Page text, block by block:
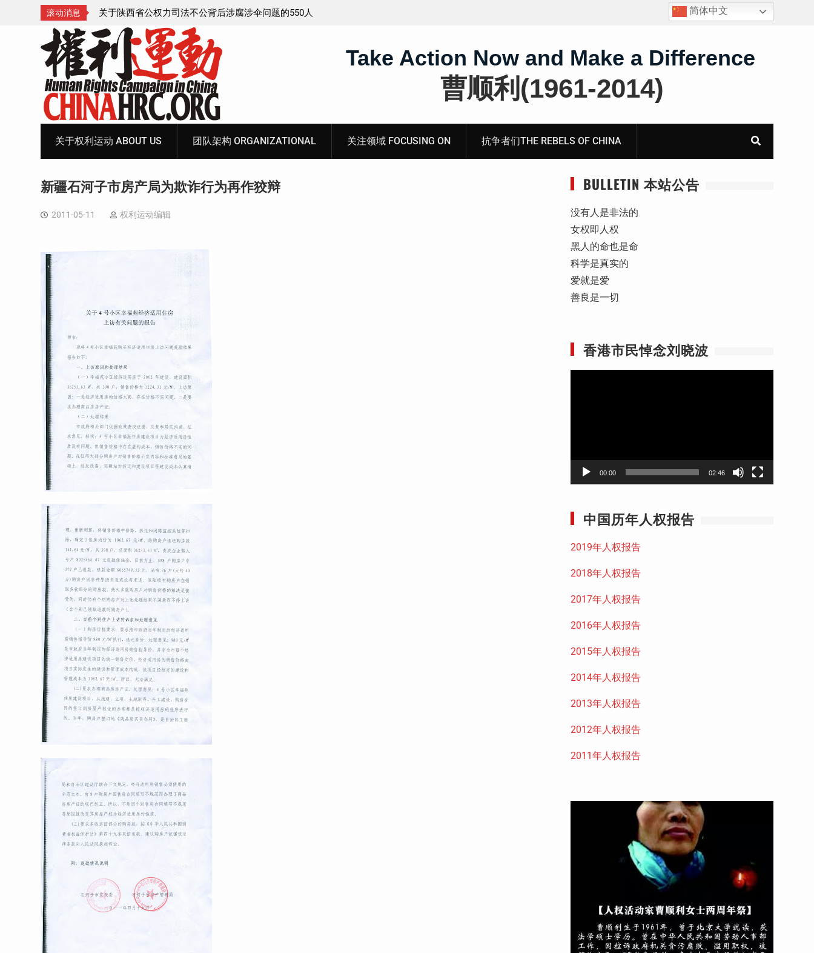
滚动消息
涉伞问题的550人
获刑8年的安徽省合肥市法轮功学员、软件工程师唐志
飞的案情及简历
王雅军：就《国务院关于出境入境管理的规定》第二条
简体中文
Take Action Now and Make a Difference
曹顺利(1961-2014)
关于权利运动 ABOUT US 团队架构 ORGANIZATIONAL 关注领域 FOCUSING ON 抗争者们THE REBELS OF CHINA
新疆石河子市房产局为欺诈行为再作狡辩
2011-05-11 权利运动编辑
BULLETIN 本站公告
没有人是非法的
女权即人权
黑人的命也是命
科学是真实的
爱就是爱
善良是一切
香港市民悼念刘晓波
00:00 02:46
中国历年人权报告
2019年人权报告
2018年人权报告
2017年人权报告
2016年人权报告
2015年人权报告
2014年人权报告
2013年人权报告
2012年人权报告
2011年人权报告